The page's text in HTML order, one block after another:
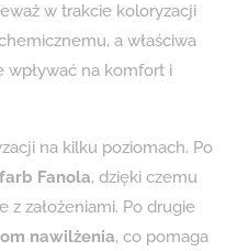
w trakcie koloryzacji
a właściwa
wpływać na komfort i
na kilku poziomach. Po
Fanola, dzięki czemu
z założeniami. Po drugie
nawilżenia, co pomaga